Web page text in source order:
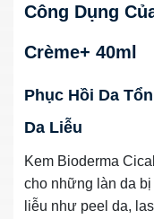
Công Dụng
Crème+ 40ml
Phục Hồi Da
Da Liễu
Kem Bioderma
cho những làn da
liễu như peel da,